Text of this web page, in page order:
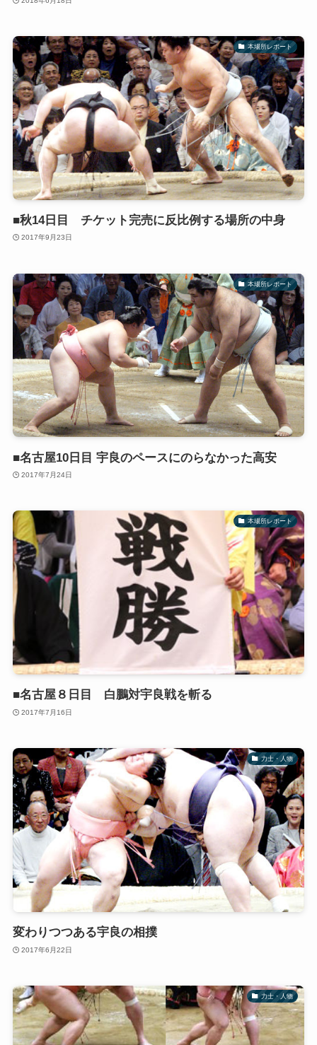
本場所レポート
■秋14日目 チケット完売に反比例する場所の中身
2017年9月23日
本場所レポート
■名古屋10日目 宇良のペースにのらなかった高安
2017年7月24日
本場所レポート
■名古屋８日目 白鵬対宇良戦を斬る
2017年7月16日
力士・人物
変わりつつある宇良の相撲
2017年6月22日
力士・人物